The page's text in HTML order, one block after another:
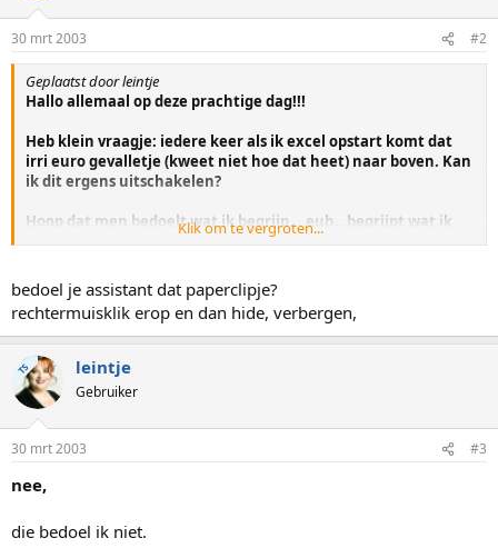
30 mrt 2003 #2
Geplaatst door leintje
Hallo allemaal op deze prachtige dag!!!
Heb klein vraagje: iedere keer als ik excel opstart komt dat
irri euro gevalletje (kweet niet hoe dat heet) naar boven. Kan
ik dit ergens uitschakelen?
Hoop dat men bedoelt wat ik begrijp... euh.. begrijpt wat ik
bedoel...
Liefs,
Lein
Klik om te vergroten...
bedoel je assistant dat paperclipje?
rechtermuisklik erop en dan hide, verbergen,
TS leintje
Gebruiker
30 mrt 2003 #3
nee,
die bedoel ik niet.